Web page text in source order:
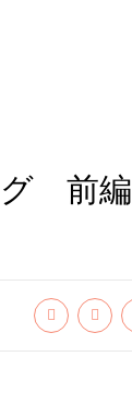
グ 前編